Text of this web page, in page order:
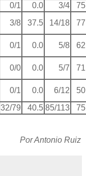
0/1 0.0 3/4
3/8 37.5 14/18
0/1 0.0 5/8
0/0 0.0 5/7
0/1 0.0 6/12
32/79 40.5 85/113
Por Antonio Ruiz